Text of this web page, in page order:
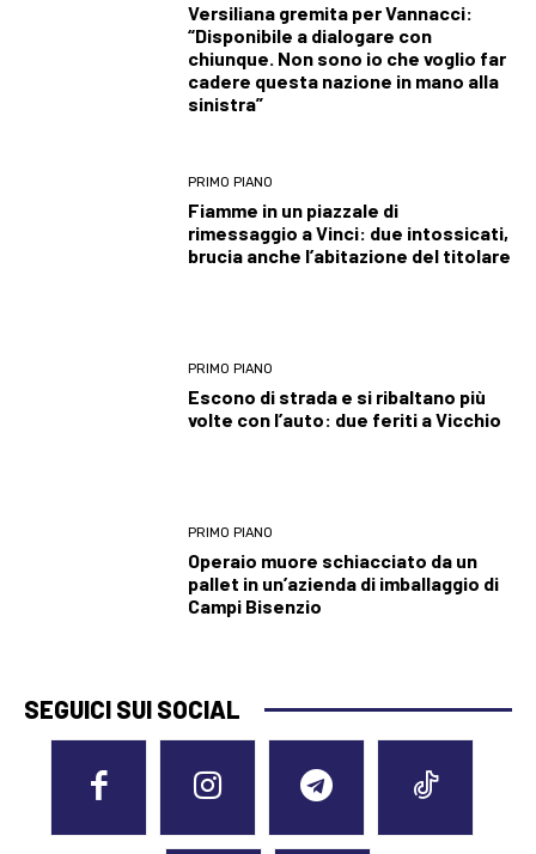
Versiliana gremita per Vannacci:
“Disponibile a dialogare con
chiunque. Non sono io che voglio far
cadere questa nazione in mano alla
sinistra”
PRIMO PIANO
Fiamme in un piazzale di
rimessaggio a Vinci: due intossicati,
brucia anche l’abitazione del titolare
PRIMO PIANO
Escono di strada e si ribaltano più
volte con l’auto: due feriti a Vicchio
PRIMO PIANO
Operaio muore schiacciato da un
pallet in un’azienda di imballaggio di
Campi Bisenzio
SEGUICI SUI SOCIAL